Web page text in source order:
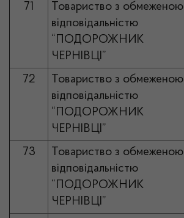
71
Товариство з обмеженою
відповідальністю
“ПОДОРОЖНИК
ЧЕРНІВЦІ”
72
Товариство з обмеженою
відповідальністю
“ПОДОРОЖНИК
ЧЕРНІВЦІ”
73
Товариство з обмеженою
відповідальністю
“ПОДОРОЖНИК
ЧЕРНІВЦІ”